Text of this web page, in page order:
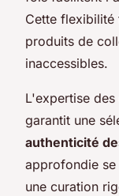
Cette flexibilité
produits de
inaccessibles.
L'expertise
garantit une
authenticité
approfondie
une curation